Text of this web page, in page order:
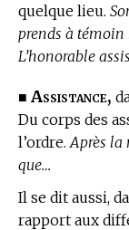
quelque lieu.
prends à témoin
L’honorable
■ Assistance,
Du corps des
l’ordre. Après la
que…
Il se dit aussi,
rapport aux